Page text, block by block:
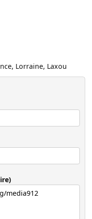
, Lorraine, Laxou